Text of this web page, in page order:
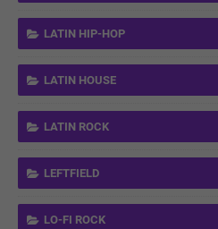
LATIN HIP-HOP
LATIN HOUSE
LATIN ROCK
LEFTFIELD
LO-FI ROCK